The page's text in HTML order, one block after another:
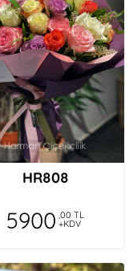
HR808
5900 ,00 TL
+KDV